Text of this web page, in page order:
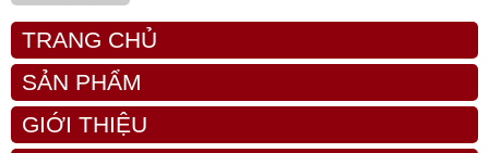
TRANG CHỦ
SẢN PHẨM
GIỚI THIỆU